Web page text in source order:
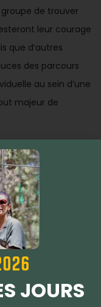
de trouver
leur courage
que d’autres
des parcours
au sein d’une
majeur de
hésiter devant
aux
Ces
et de soutien
entre
JOURS